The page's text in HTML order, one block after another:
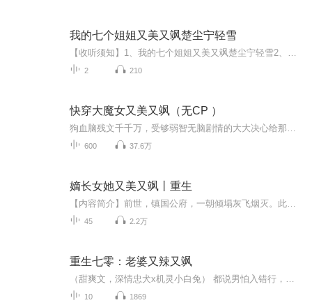
我的七个姐姐又美又飒楚尘宁轻雪
2 210
快穿大魔女又美又飒（无CP ）
600 37.6万
嫡长女她又美又飒丨重生
45 2.2万
重生七零：老婆又辣又飒
10 1869